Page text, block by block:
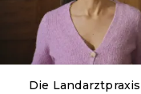
Die Landarztpraxis